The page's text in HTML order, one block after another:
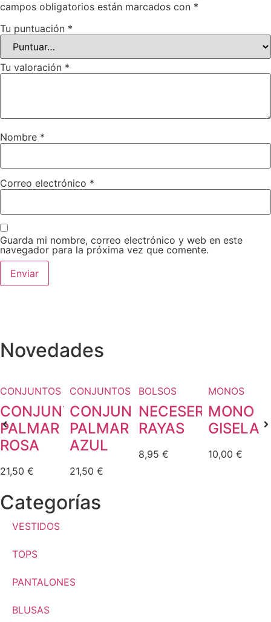
campos obligatorios están marcados con *
Tu puntuación *
Tu valoración *
Nombre *
Correo electrónico *
Guarda mi nombre, correo electrónico y web en este
navegador para la próxima vez que comente.
Novedades
CONJUNTOS
CONJUNTO
PALMAR
ROSA
21,50 €
CONJUNTOS
CONJUNTO
PALMAR
AZUL
21,50 €
BOLSOS
NECESER
RAYAS
8,95 €
MONOS
MONO
GISELA
10,00 €
Categorías
VESTIDOS
TOPS
PANTALONES
BLUSAS